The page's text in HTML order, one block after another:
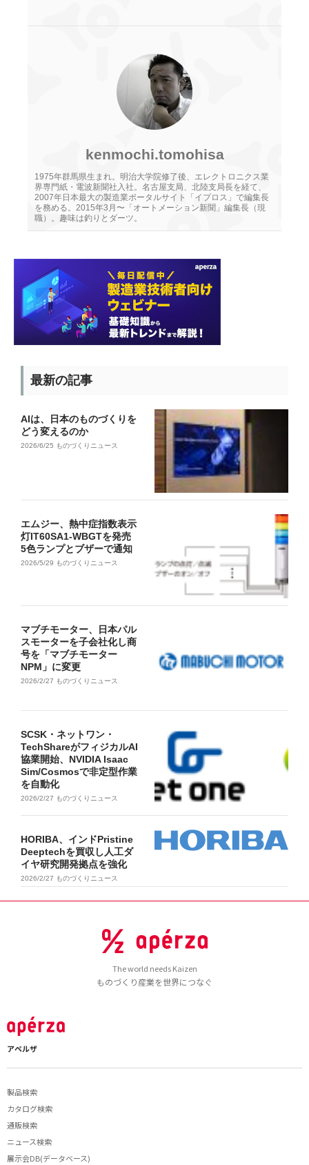
kenmochi.tomohisa
1975年群馬県生まれ。明治大学院修了後、エレクトロニクス業
界専門紙・電波新聞社入社。名古屋支局、北陸支局長を経て、
2007年日本最大の製造業ポータルサイト「イプロス」で編集長
を務める。2015年3月〜「オートメーション新聞」編集長（現
職）。趣味は釣りとダーツ。
最新の記事
AIは、日本のものづくりを
どう変えるのか
2026/6/25 ものづくりニュース
エムジー、熱中症指数表示
灯IT60SA1-WBGTを発売
5色ランプとブザーで通知
2026/5/29 ものづくりニュース
マブチモーター、日本パル
スモーターを子会社化し商
号を「マブチモーター
NPM」に変更
2026/2/27 ものづくりニュース
SCSK・ネットワン・
TechShareがフィジカルAI
協業開始、NVIDIA Isaac
Sim/Cosmosで非定型作業
を自動化
2026/2/27 ものづくりニュース
HORIBA、インドPristine
Deeptechを買収し人工ダ
イヤ研究開発拠点を強化
2026/2/27 ものづくりニュース
The world needs Kaizen
ものづくり産業を世界につなぐ
アペルザ
製品検索
カタログ検索
通販検索
ニュース検索
展示会DB(データベース)